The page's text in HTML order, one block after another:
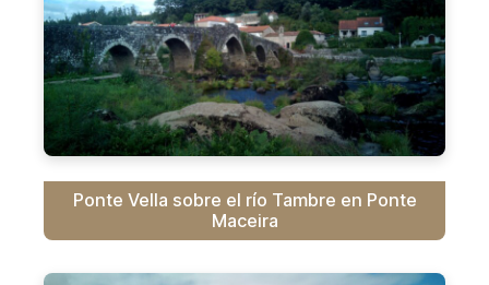
Ponte Vella sobre el río Tambre en Ponte
Maceira